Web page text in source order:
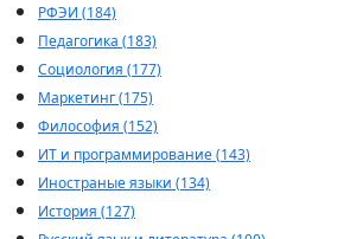
РФЭИ (184)
Педагогика (183)
Социология (177)
Маркетинг (175)
Философия (152)
ИТ и программирование (143)
Иностраные языки (134)
История (127)